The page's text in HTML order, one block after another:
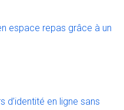
espace repas grâce à un
d’identité en ligne sans